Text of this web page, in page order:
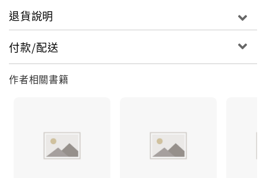
退貨說明
付款/配送
作者相關書籍